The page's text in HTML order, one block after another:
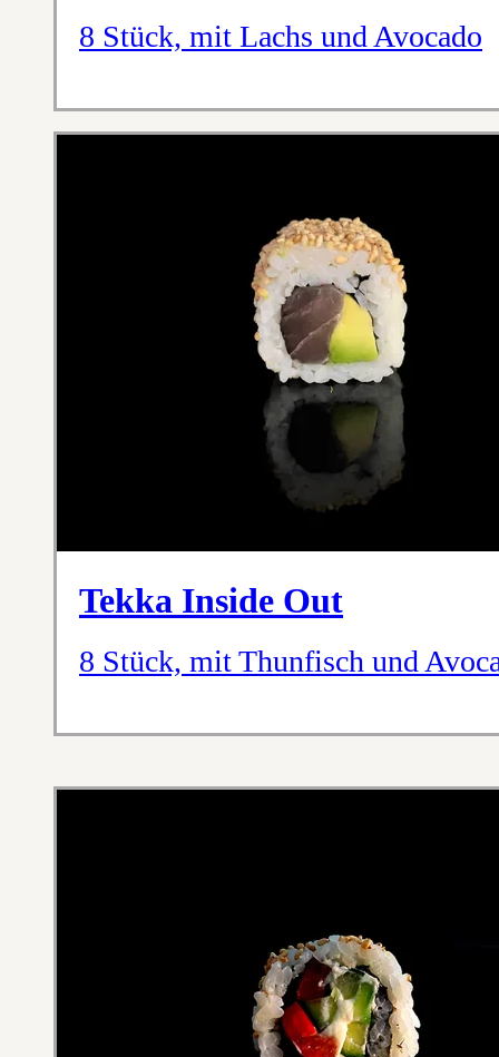
8 Stück, mit Lachs und Avocado
Tekka Inside Out
8 Stück, mit Thunfisch und